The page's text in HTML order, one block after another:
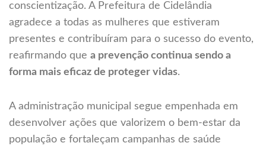
conscientização. A Prefeitura de Cidelândia
agradece a todas as mulheres que estiveram
presentes e contribuíram para o sucesso do evento,
reafirmando que a prevenção continua sendo a
forma mais eficaz de proteger vidas.
A administração municipal segue empenhada em
desenvolver ações que valorizem o bem-estar da
população e fortaleçam campanhas de saúde